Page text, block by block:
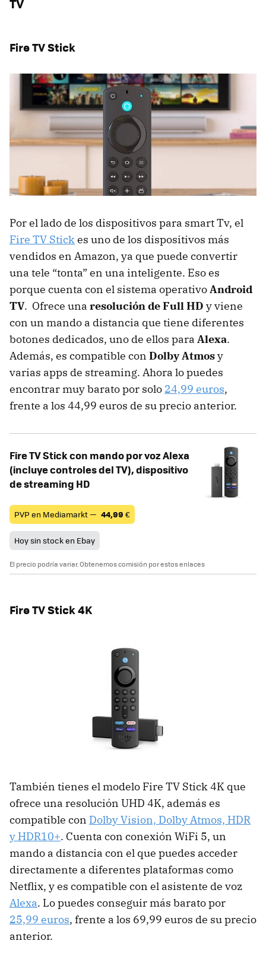
Fire TV Stick
Por el lado de los dispositivos para smart Tv, el
Fire TV Stickes uno de los dispositivos más
vendidos en Amazon, ya que puede convertir
una tele “tonta” en una inteligente. Eso es
porque cuenta con el sistema operativoAndroid
TV. Ofrece una resolución de Full HD y viene
con un mando a distancia que tiene diferentes
botones dedicados, uno de ellos para Alexa.
Además, es compatible con Dolby Atmosy
varias apps de streaming. Ahora lo puedes
encontrar muy barato por solo 24,99 euros,
frente a los 44,99 euros de su precio anterior.
Fire TV Stick con mando por voz Alexa
(incluye controles del TV), dispositivo
de streaming HD
PVP en Mediamarkt — 44,99 €
Hoy sin stock en Ebay
El precio podría variar. Obtenemos comisión por estos enlaces
Fire TV Stick 4K
También tienes el modelo Fire TV Stick 4K que
ofrece una resolución UHD 4K, además es
compatible con Dolby Vision, Dolby Atmos, HDR
y HDR10+. Cuenta con conexión WiFi 5, un
mando a distancia con el que puedes acceder
directamente a diferentes plataformas como
Netflix, y es compatible con el asistente de voz
Alexa. Lo puedes conseguir más barato por
25,99 euros, frente a los 69,99 euros de su precio
anterior.